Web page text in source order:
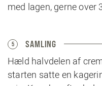
med lagen, gerne over
5 SAMLING
Hæld halvdelen af
starten satte en